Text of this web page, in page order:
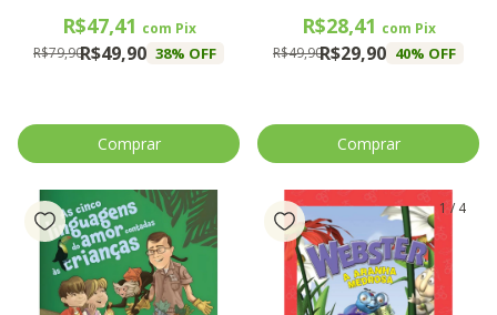
R$49,90
R$79,90 38% OFF
R$47,41 com Pix
R$29,90
R$49,90 40% OFF
R$28,41 com Pix
1 / 4